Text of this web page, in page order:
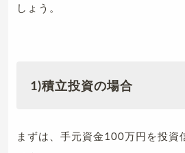
しょう。
1)積立投資の場合
まずは、手元資金100万円を投資